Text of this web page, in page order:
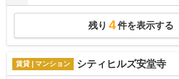
残り 4件を表示する
賃貸 | マンション シティヒルズ安堂寺